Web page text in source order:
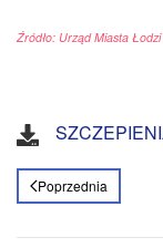
Źródło: Urząd Miasta Łodzi
Poprzednia